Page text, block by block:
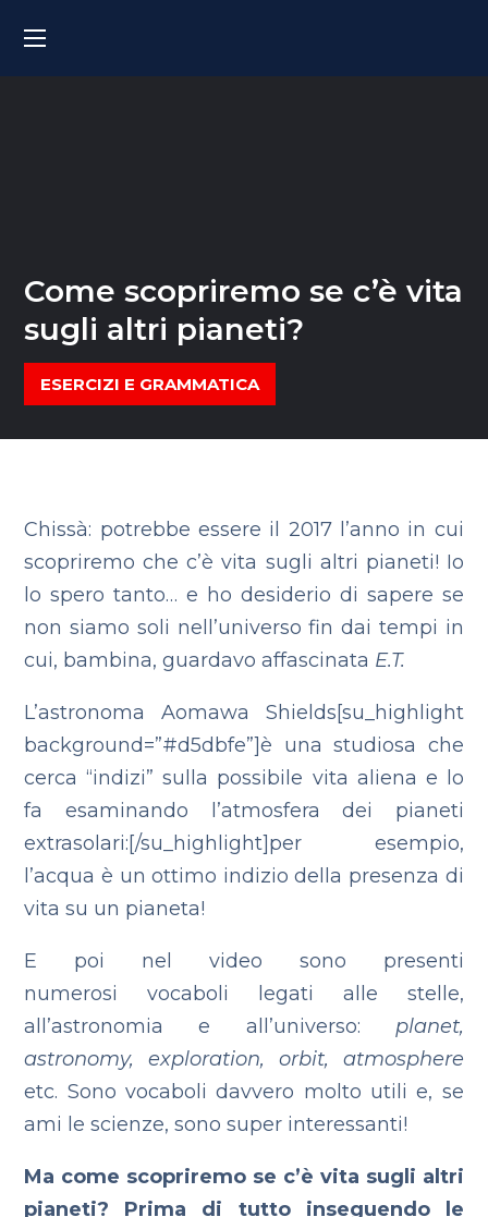
Come scopriremo se c’è vita
sugli altri pianeti?
ESERCIZI E GRAMMATICA
Chissà: potrebbe essere il 2017 l’anno in cui
scopriremo che c’è vita sugli altri pianeti! Io
lo spero tanto… e ho desiderio di sapere se
non siamo soli nell’universo fin dai tempi in
cui, bambina, guardavo affascinata E.T.
L’astronoma Aomawa Shields[su_highlight
background=”#d5dbfe”]è una studiosa che
cerca “indizi” sulla possibile vita aliena e lo
fa esaminando l’atmosfera dei pianeti
extrasolari:[/su_highlight]per esempio,
l’acqua è un ottimo indizio della presenza di
vita su un pianeta!
E poi nel video sono presenti
numerosi vocaboli legati alle stelle,
all’astronomia e all’universo: planet,
astronomy, exploration, orbit, atmosphere
etc. Sono vocaboli davvero molto utili e, se
ami le scienze, sono super interessanti!
Ma come scopriremo se c’è vita sugli altri
pianeti? Prima di tutto inseguendo le